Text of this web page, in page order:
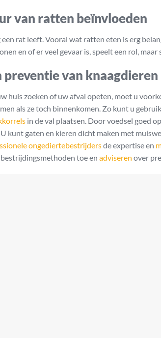
van ratten beïnvloeden
rat leeft. Vooral wat ratten eten is erg
en of er veel gevaar is, speelt een rol,
van knaagdieren
huis zoeken of uw afval opeten, moet u
als ze toch binnenkomen. Zo kunt u
in de val plaatsen. Door voedsel goed
kunt gaten en kieren dicht maken met
ongediertebestrijdersde expertise en
toe en adviseren over